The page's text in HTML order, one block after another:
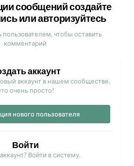
сообщений создайте
или авторизуйтесь
чтобы оставить
комментарий
аккаунт
аккаунт в нашем сообществе.
очень просто!
нового пользователя
Войти
Войти в систему.